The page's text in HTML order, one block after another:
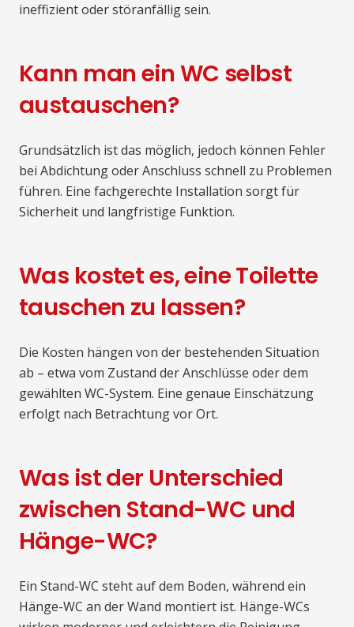
ineffizient oder störanfällig sein.
Kann man ein WC selbst
austauschen?
Grundsätzlich ist das möglich, jedoch können Fehler
bei Abdichtung oder Anschluss schnell zu Problemen
führen. Eine fachgerechte Installation sorgt für
Sicherheit und langfristige Funktion.
Was kostet es, eine Toilette
tauschen zu lassen?
Die Kosten hängen von der bestehenden Situation
ab – etwa vom Zustand der Anschlüsse oder dem
gewählten WC-System. Eine genaue Einschätzung
erfolgt nach Betrachtung vor Ort.
Was ist der Unterschied
zwischen Stand-WC und
Hänge-WC?
Ein Stand-WC steht auf dem Boden, während ein
Hänge-WC an der Wand montiert ist. Hänge-WCs